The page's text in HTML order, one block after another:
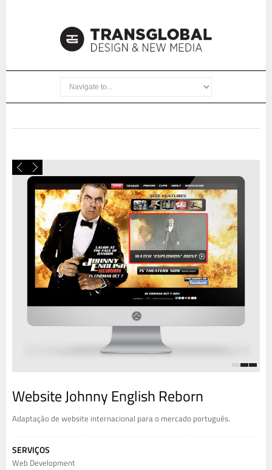
Website Johnny English Reborn
Adaptação de website internacional para o mercado português.
SERVIÇOS
Web Development